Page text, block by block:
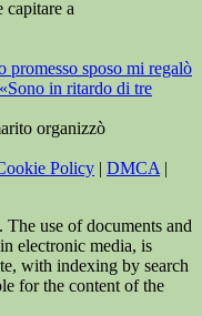
capitare a
promesso sposo mi regalò
in ritardo di tre
organizzò
Policy | DMCA |
use of documents and
electronic media, is
with indexing by search
for the content of the